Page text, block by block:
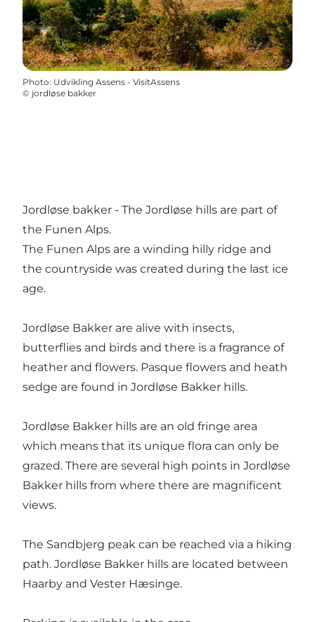
Photo: Udvikling Assens - VisitAssens
© jordløse bakker
Jordløse bakker - The Jordløse hills are part of
the Funen Alps.
The Funen Alps are a winding hilly ridge and
the countryside was created during the last ice
age.
Jordløse Bakker are alive with insects,
butterflies and birds and there is a fragrance of
heather and flowers. Pasque flowers and heath
sedge are found in Jordløse Bakker hills.
Jordløse Bakker hills are an old fringe area
which means that its unique flora can only be
grazed. There are several high points in Jordløse
Bakker hills from where there are magnificent
views.
The Sandbjerg peak can be reached via a hiking
path. Jordløse Bakker hills are located between
Haarby and Vester Hæsinge.